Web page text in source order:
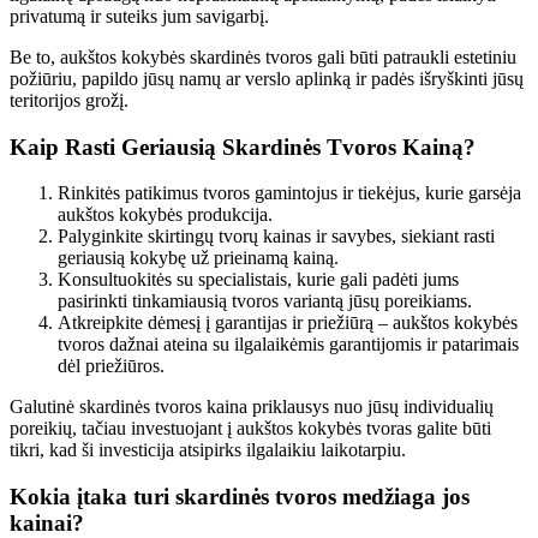
privatumą ir suteiks jum savigarbį.
Be to, aukštos kokybės skardinės tvoros gali būti patraukli estetiniu
požiūriu, papildo jūsų namų ar verslo aplinką ir padės išryškinti jūsų
teritorijos grožį.
Kaip Rasti Geriausią Skardinės Tvoros Kainą?
Rinkitės patikimus tvoros gamintojus ir tiekėjus, kurie garsėja
aukštos kokybės produkcija.
Palyginkite skirtingų tvorų kainas ir savybes, siekiant rasti
geriausią kokybę už prieinamą kainą.
Konsultuokitės su specialistais, kurie gali padėti jums
pasirinkti tinkamiausią tvoros variantą jūsų poreikiams.
Atkreipkite dėmesį į garantijas ir priežiūrą – aukštos kokybės
tvoros dažnai ateina su ilgalaikėmis garantijomis ir patarimais
dėl priežiūros.
Galutinė skardinės tvoros kaina priklausys nuo jūsų individualių
poreikių, tačiau investuojant į aukštos kokybės tvoras galite būti
tikri, kad ši investicija atsipirks ilgalaikiu laikotarpiu.
Kokia įtaka turi skardinės tvoros medžiaga jos
kainai?